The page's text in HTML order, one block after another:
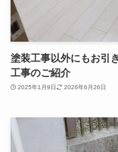
塗装工事以外にもお引
工事のご紹介
2025年1月9日 2026年6月26日